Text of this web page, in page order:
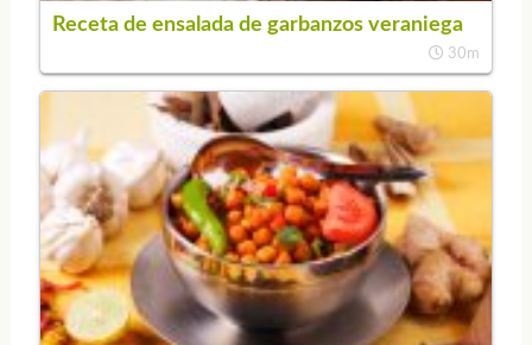
Receta de ensalada de garbanzos veraniega
30m